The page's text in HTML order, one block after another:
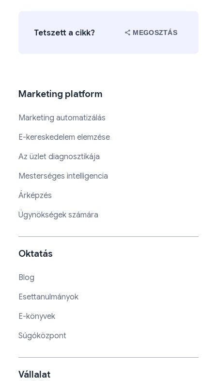
Tetszett a cikk? MEGOSZTÁS
Marketing platform
Marketing automatizálás
E-kereskedelem elemzése
Az üzlet diagnosztikája
Mesterséges intelligencia
Árképzés
Ügynökségek számára
Oktatás
Blog
Esettanulmányok
E-könyvek
Súgóközpont
Vállalat